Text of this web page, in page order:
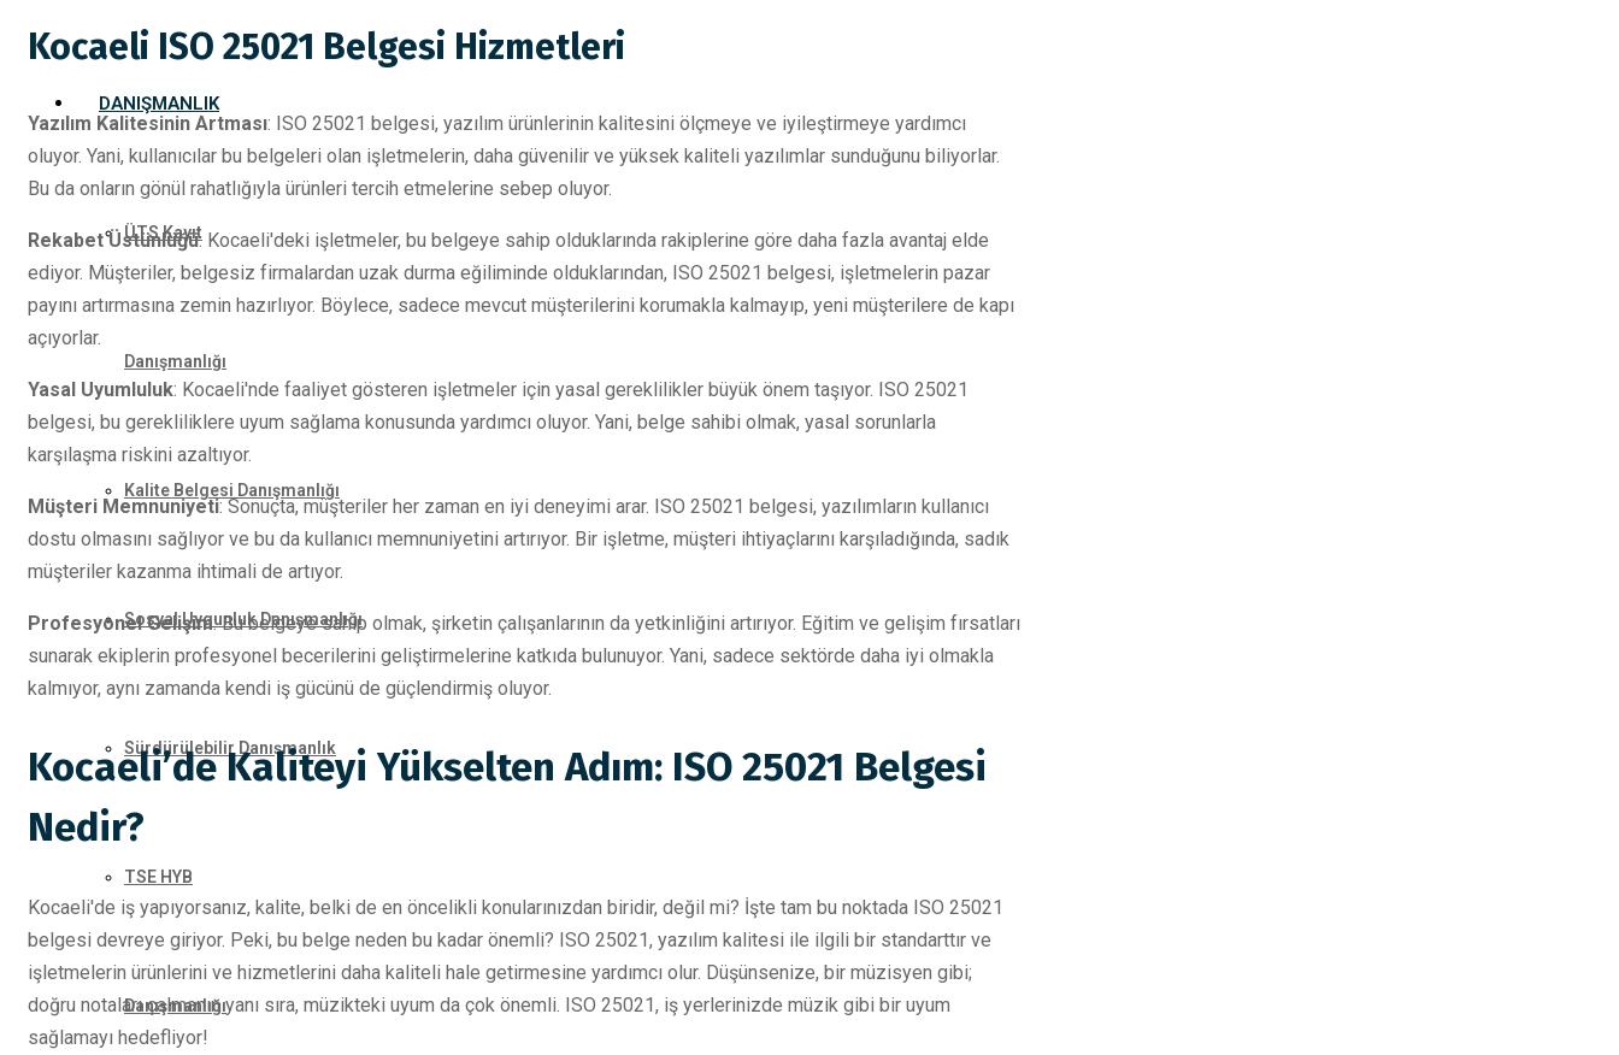
DANIŞMANLIK
ÜTS Kayıt
Danışmanlığı
Kalite Belgesi Danışmanlığı
Sosyal Uygunluk Danışmanlığı
Sürdürülebilir Danışmanlık
TSE HYB
Danışmanlığı
Kocaeli ISO 25021 Belgesi Hizmetleri
Yazılım Kalitesinin Artması: ISO 25021 belgesi, yazılım ürünlerinin kalitesini ölçmeye ve iyileştirmeye yardımcı
oluyor. Yani, kullanıcılar bu belgeleri olan işletmelerin, daha güvenilir ve yüksek kaliteli yazılımlar sunduğunu biliyorlar.
Bu da onların gönül rahatlığıyla ürünleri tercih etmelerine sebep oluyor.
Rekabet Üstünlüğü: Kocaeli'deki işletmeler, bu belgeye sahip olduklarında rakiplerine göre daha fazla avantaj elde
ediyor. Müşteriler, belgesiz firmalardan uzak durma eğiliminde olduklarından, ISO 25021 belgesi, işletmelerin pazar
payını artırmasına zemin hazırlıyor. Böylece, sadece mevcut müşterilerini korumakla kalmayıp, yeni müşterilere de kapı
açıyorlar.
Yasal Uyumluluk: Kocaeli'nde faaliyet gösteren işletmeler için yasal gereklilikler büyük önem taşıyor. ISO 25021
belgesi, bu gerekliliklere uyum sağlama konusunda yardımcı oluyor. Yani, belge sahibi olmak, yasal sorunlarla
karşılaşma riskini azaltıyor.
Müşteri Memnuniyeti: Sonuçta, müşteriler her zaman en iyi deneyimi arar. ISO 25021 belgesi, yazılımların kullanıcı
dostu olmasını sağlıyor ve bu da kullanıcı memnuniyetini artırıyor. Bir işletme, müşteri ihtiyaçlarını karşıladığında, sadık
müşteriler kazanma ihtimali de artıyor.
Profesyonel Gelişim: Bu belgeye sahip olmak, şirketin çalışanlarının da yetkinliğini artırıyor. Eğitim ve gelişim fırsatları
sunarak ekiplerin profesyonel becerilerini geliştirmelerine katkıda bulunuyor. Yani, sadece sektörde daha iyi olmakla
kalmıyor, aynı zamanda kendi iş gücünü de güçlendirmiş oluyor.
Kocaeli’de Kaliteyi Yükselten Adım: ISO 25021 Belgesi
Nedir?
Kocaeli'de iş yapıyorsanız, kalite, belki de en öncelikli konularınızdan biridir, değil mi? İşte tam bu noktada ISO 25021
belgesi devreye giriyor. Peki, bu belge neden bu kadar önemli? ISO 25021, yazılım kalitesi ile ilgili bir standarttır ve
işletmelerin ürünlerini ve hizmetlerini daha kaliteli hale getirmesine yardımcı olur. Düşünsenize, bir müzisyen gibi;
doğru notaları çalmanın yanı sıra, müzikteki uyum da çok önemli. ISO 25021, iş yerlerinizde müzik gibi bir uyum
sağlamayı hedefliyor!